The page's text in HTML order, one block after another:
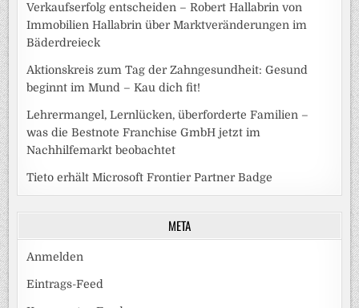
Verkaufserfolg entscheiden – Robert Hallabrin von
Immobilien Hallabrin über Marktveränderungen im
Bäderdreieck
Aktionskreis zum Tag der Zahngesundheit: Gesund
beginnt im Mund – Kau dich fit!
Lehrermangel, Lernlücken, überforderte Familien –
was die Bestnote Franchise GmbH jetzt im
Nachhilfemarkt beobachtet
Tieto erhält Microsoft Frontier Partner Badge
META
Anmelden
Eintrags-Feed